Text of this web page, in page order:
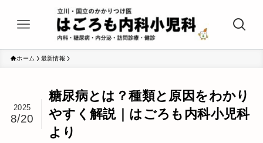
ホーム 最新情報
糖尿病とは？種類と原因をわかり
やすく解説｜はごろも内科小児科
より
2025
8/20